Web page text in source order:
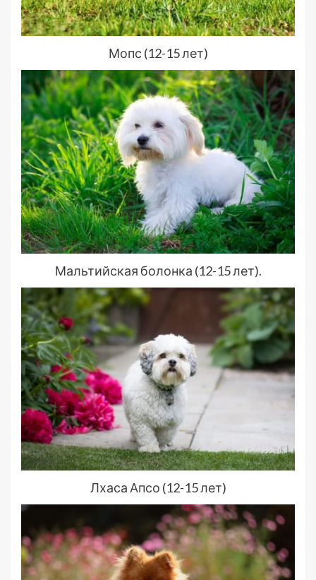
Мопс (12-15 лет)
Мальтийская болонка (12-15 лет).
Лхаса Апсо (12-15 лет)